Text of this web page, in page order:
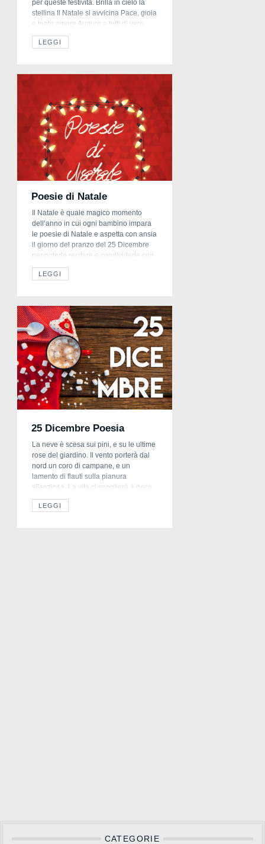
per queste festività. Brilla in cielo la
stellina Il Natale si avvicina Pace, gioia
e tanto amore Auguro a tutti di vero
cuore
LEGGI
Poesie di Natale
Il Natale è quale magico momento
dell’anno in cui ogni bambino impara
le poesie di Natale e aspetta con ansia
il giorno del pranzo del 25 Dicembre
per poterle recitare e condividerle con
tutta la famiglia. Pronto ad alzarsi in
piedi sulla sedia aspetta il suo
nella sua mente le […]
LEGGI
25 Dicembre Poesia
La neve è scesa sui pini, e su le ultime
rose del giardino. Il vento porterà dal
nord un coro di campane, e un
lamento di flauti sulla pianura
silenziosa. La vita ci spoglierà a poco
a poco della nostra giovinezza, della
fede nella bontà, della speranza negli
[…]
LEGGI
CATEGORIE